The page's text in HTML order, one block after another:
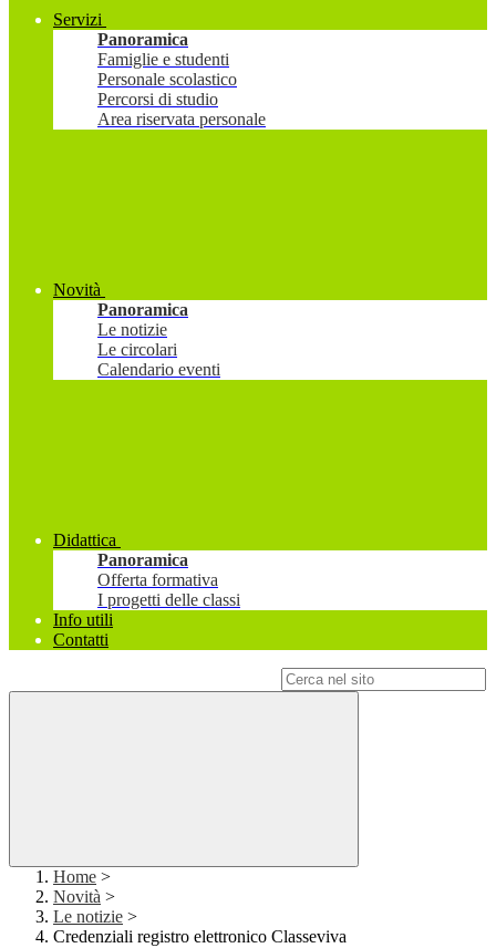
Servizi
Panoramica
Famiglie e studenti
Personale scolastico
Percorsi di studio
Area riservata personale
Novità
Panoramica
Le notizie
Le circolari
Calendario eventi
Didattica
Panoramica
Offerta formativa
I progetti delle classi
Info utili
Contatti
Home >
Novità >
Le notizie >
Credenziali registro elettronico Classeviva